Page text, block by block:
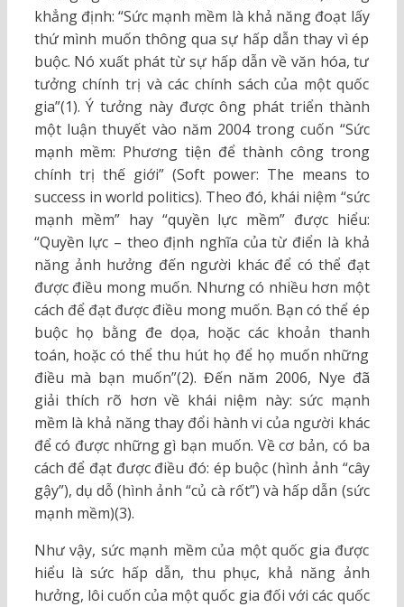
khẳng định: “Sức mạnh mềm là khả năng đoạt lấy
thứ mình muốn thông qua sự hấp dẫn thay vì ép
buộc. Nó xuất phát từ sự hấp dẫn về văn hóa, tư
tưởng chính trị và các chính sách của một quốc
gia”(1). Ý tưởng này được ông phát triển thành
một luận thuyết vào năm 2004 trong cuốn “Sức
mạnh mềm: Phương tiện để thành công trong
chính trị thế giới” (Soft power: The means to
success in world politics). Theo đó, khái niệm “sức
mạnh mềm” hay “quyền lực mềm” được hiểu:
“Quyền lực – theo định nghĩa của từ điển là khả
năng ảnh hưởng đến người khác để có thể đạt
được điều mong muốn. Nhưng có nhiều hơn một
cách để đạt được điều mong muốn. Bạn có thể ép
buộc họ bằng đe dọa, hoặc các khoản thanh
toán, hoặc có thể thu hút họ để họ muốn những
điều mà bạn muốn”(2). Đến năm 2006, Nye đã
giải thích rõ hơn về khái niệm này: sức mạnh
mềm là khả năng thay đổi hành vi của người khác
để có được những gì bạn muốn. Về cơ bản, có ba
cách để đạt được điều đó: ép buộc (hình ảnh “cây
gậy”), dụ dỗ (hình ảnh “củ cà rốt”) và hấp dẫn (sức
mạnh mềm)(3).
Như vậy, sức mạnh mềm của một quốc gia được
hiểu là sức hấp dẫn, thu phục, khả năng ảnh
hưởng, lôi cuốn của một quốc gia đối với các quốc